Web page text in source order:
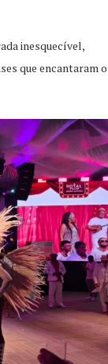
inesquecível,
que encantaram o